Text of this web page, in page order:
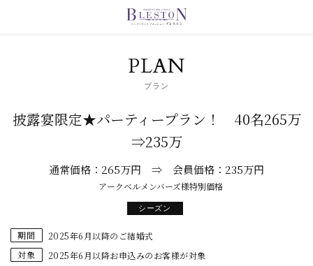
PLAN
プラン
披露宴限定★パーティープラン！ 40名265万
⇒235万
通常価格：265万円 ⇒ 会員価格：235万円
アークベルメンバーズ様特別価格
シーズン
期間
2025年6月以降のご結婚式
対象
2025年6月以降お申込みのお客様が対象